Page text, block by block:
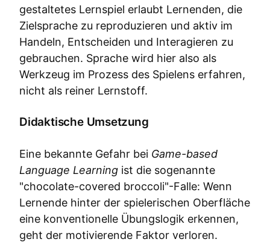
gestaltetes Lernspiel erlaubt Lernenden, die
Zielsprache zu reproduzieren und aktiv im
Handeln, Entscheiden und Interagieren zu
gebrauchen. Sprache wird hier also als
Werkzeug im Prozess des Spielens erfahren,
nicht als reiner Lernstoff.
Didaktische Umsetzung
Eine bekannte Gefahr bei Game-based
Language Learning ist die sogenannte
"chocolate-covered broccoli"-Falle: Wenn
Lernende hinter der spielerischen Oberfläche
eine konventionelle Übungslogik erkennen,
geht der motivierende Faktor verloren.